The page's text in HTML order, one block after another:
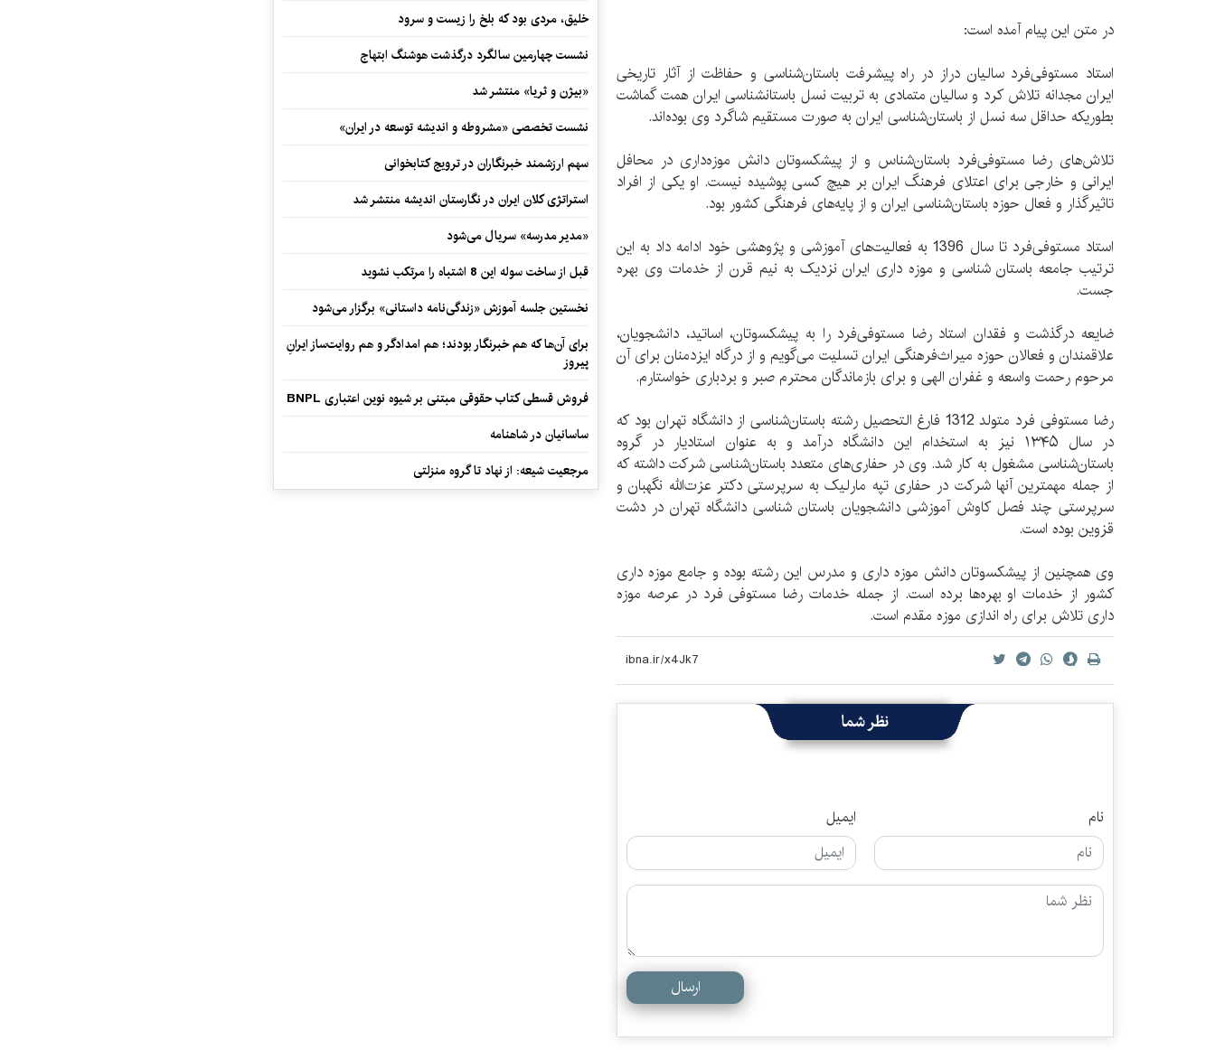
در متن این پیام آمده است:
استاد مستوفی‌فرد سالیان دراز در راه پیشرفت باستان‌شناسی و حفاظت از آثار تاریخی
ایران مجدانه‌ تلاش کرد و سالیان متمادی به تربیت نسل باستانشناسی ایران همت گماشت
بطوریکه حداقل سه نسل از باستان‌شناسی ایران به صورت مستقیم شاگرد وی بوده‌اند.
تلاش‌های رضا مستوفی‌فرد باستان‌شناس و از پیشکسوتان دانش موزه‌داری در محافل
ایرانی و خارجی برای اعتلای فرهنگ ایران بر هیچ کسی پوشیده نیست. او یکی از افراد
تاثیرگذار و فعال حوزه باستان‌شناسی ایران و از پایه‌های فرهنگی کشور بود.
استاد مستوفی‌فرد تا سال 1396 به فعالیت‌های آموزشی و پژوهشی خود ادامه داد به این
ترتیب جامعه باستان شناسی و موزه داری ایران نزدیک به نیم قرن از خدمات وی بهره
جست.
ضایعه درگذشت و فقدان استاد رضا مستوفی‌فرد را به پیشکسوتان، اساتید، دانشجویان،
علاقمندان و فعالان حوزه میراث‌فرهنگی ایران تسلیت می‌گویم و از درگاه ایزدمنان برای آن
مرحوم رحمت واسعه و غفران الهی و برای بازماندگان محترم صبر و بردباری خواستارم.
رضا مستوفی فرد متولد 1312 فارغ التحصیل رشته باستان‌شناسی از دانشگاه تهران بود که
در سال ۱۳۴۵ نیز به استخدام این دانشگاه درآمد و به عنوان استادیار در گروه
باستان‌شناسی مشغول به کار شد. وی در حفاری‌های متعدد باستان‌شناسی شرکت داشته که
از جمله مهمترین آنها شرکت در حفاری تپه مارلیک به سرپرستی دکتر عزت‌الله نگهبان و
سرپرستی چند فصل کاوش آموزشی دانشجویان باستان شناسی دانشگاه تهران در دشت
قزوین بوده است.
وی همچنین از پیشکسوتان دانش موزه داری و مدرس این رشته بوده و جامع موزه داری
کشور از خدمات او بهره‌ها برده است. از جمله خدمات رضا مستوفی فرد در عرصه موزه
داری تلاش برای راه اندازی موزه مقدم است.
نظر شما
نام ایمیل
ارسال
خلیق، مردی بود که بلخ را زیست و سرود
نشست چهارمین سالگرد درگذشت هوشنگ ابتهاج
«بیژن و ثریا» منتشر شد
نشست تخصصی «مشروطه و اندیشه توسعه در ایران»
سهم ارزشمند خبرنگاران در ترویج کتابخوانی
استراتژی کلان ایران در نگارستان اندیشه منتشر شد
«مدیر مدرسه» سریال می‌شود
قبل از ساخت سوله این 8 اشتباه را مرتکب نشوید
نخستین جلسه آموزش «زندگی‌نامه‌ داستانی» برگزار می‌شود
برای آن‌ها که هم خبرنگار بودند؛ هم امدادگر و هم‌ روایت‌ساز ایرانِ
پیروز
فروش قسطی کتاب حقوقی مبتنی بر شیوه نوین اعتباری BNPL
ساسانیان در شاهنامه
مرجعیت شیعه: از نهاد تا گروه منزلتی